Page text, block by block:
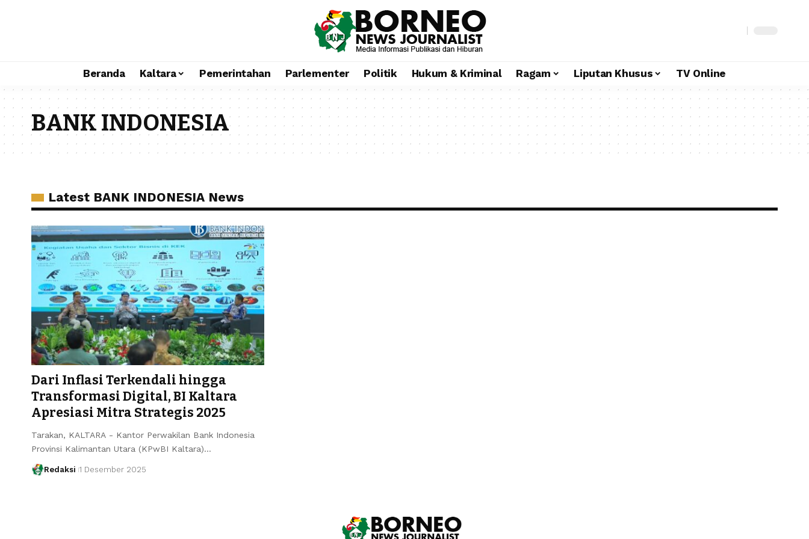
Beranda Kaltara Pemerintahan Parlementer Politik Hukum & Kriminal Ragam Liputan Khusus TV Online
BANK INDONESIA
Latest BANK INDONESIA News
Dari Inflasi Terkendali hingga
Transformasi Digital, BI Kaltara
Apresiasi Mitra Strategis 2025
Tarakan, KALTARA - Kantor Perwakilan Bank Indonesia
Provinsi Kalimantan Utara (KPwBI Kaltara)…
Redaksi 1 Desember 2025